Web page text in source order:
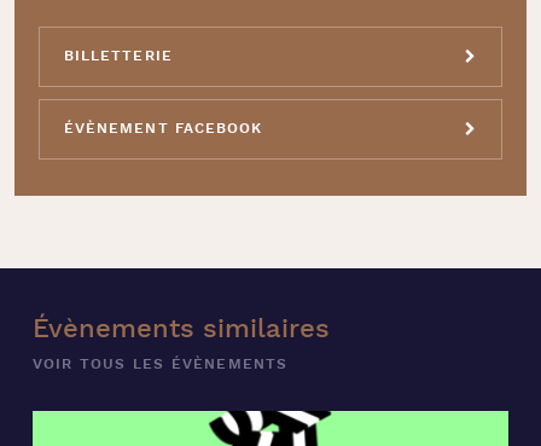
BILLETTERIE
ÉVÈNEMENT FACEBOOK
Évènements similaires
VOIR TOUS LES ÉVÈNEMENTS